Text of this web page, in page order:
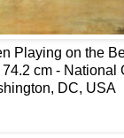
Playing on the
cm - National
DC, USA